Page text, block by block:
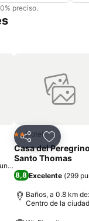
preciso.
favoritosCompartirAgregar
2 Estrellas
Hotel
Casa del
Santo Thomas
8,8 Excelente (299
Baños, a 0.8 km de:
Centro de la ciudad